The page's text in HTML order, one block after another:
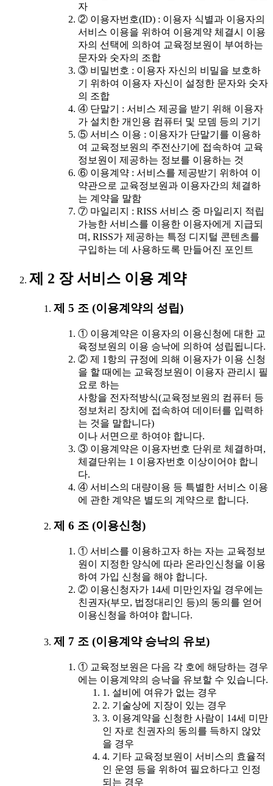
자
② 이용자번호(ID) : 이용자 식별과 이용자의
서비스 이용을 위하여 이용계약 체결시 이용
자의 선택에 의하여 교육정보원이 부여하는
문자와 숫자의 조합
③ 비밀번호 : 이용자 자신의 비밀을 보호하
기 위하여 이용자 자신이 설정한 문자와 숫자
의 조합
④ 단말기 : 서비스 제공을 받기 위해 이용자
가 설치한 개인용 컴퓨터 및 모뎀 등의 기기
⑤ 서비스 이용 : 이용자가 단말기를 이용하
여 교육정보원의 주전산기에 접속하여 교육
정보원이 제공하는 정보를 이용하는 것
⑥ 이용계약 : 서비스를 제공받기 위하여 이
약관으로 교육정보원과 이용자간의 체결하
는 계약을 말함
⑦ 마일리지 : RISS 서비스 중 마일리지 적립
가능한 서비스를 이용한 이용자에게 지급되
며, RISS가 제공하는 특정 디지털 콘텐츠를
구입하는 데 사용하도록 만들어진 포인트
제 2 장 서비스 이용 계약
제 5 조 (이용계약의 성립)
① 이용계약은 이용자의 이용신청에 대한 교
육정보원의 이용 승낙에 의하여 성립됩니다.
② 제 1항의 규정에 의해 이용자가 이용 신청
을 할 때에는 교육정보원이 이용자 관리시 필
요로 하는
사항을 전자적방식(교육정보원의 컴퓨터 등
정보처리 장치에 접속하여 데이터를 입력하
는 것을 말합니다)
이나 서면으로 하여야 합니다.
③ 이용계약은 이용자번호 단위로 체결하며,
체결단위는 1 이용자번호 이상이어야 합니
다.
④ 서비스의 대량이용 등 특별한 서비스 이용
에 관한 계약은 별도의 계약으로 합니다.
제 6 조 (이용신청)
① 서비스를 이용하고자 하는 자는 교육정보
원이 지정한 양식에 따라 온라인신청을 이용
하여 가입 신청을 해야 합니다.
② 이용신청자가 14세 미만인자일 경우에는
친권자(부모, 법정대리인 등)의 동의를 얻어
이용신청을 하여야 합니다.
제 7 조 (이용계약 승낙의 유보)
① 교육정보원은 다음 각 호에 해당하는 경우
에는 이용계약의 승낙을 유보할 수 있습니다.
1. 설비에 여유가 없는 경우
2. 기술상에 지장이 있는 경우
3. 이용계약을 신청한 사람이 14세 미만
인 자로 친권자의 동의를 득하지 않았
을 경우
4. 기타 교육정보원이 서비스의 효율적
인 운영 등을 위하여 필요하다고 인정
되는 경우